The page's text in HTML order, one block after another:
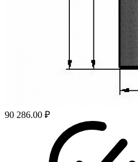
90 286.00 ₽